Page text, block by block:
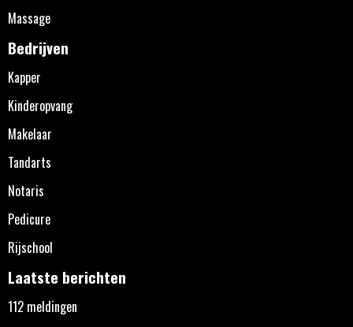
Massage
Bedrijven
Kapper
Kinderopvang
Makelaar
Tandarts
Notaris
Pedicure
Rijschool
Laatste berichten
112 meldingen